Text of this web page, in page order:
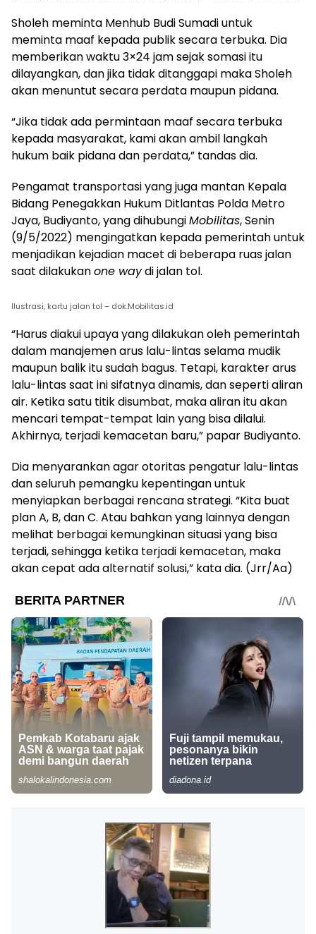
Sholeh meminta Menhub Budi Sumadi untuk
meminta maaf kepada publik secara terbuka. Dia
memberikan waktu 3×24 jam sejak somasi itu
dilayangkan, dan jika tidak ditanggapi maka Sholeh
akan menuntut secara perdata maupun pidana.
“Jika tidak ada permintaan maaf secara terbuka
kepada masyarakat, kami akan ambil langkah
hukum baik pidana dan perdata,” tandas dia.
Pengamat transportasi yang juga mantan Kepala
Bidang Penegakkan Hukum Ditlantas Polda Metro
Jaya, Budiyanto, yang dihubungiMobilitas, Senin
(9/5/2022) mengingatkan kepada pemerintah untuk
menjadikan kejadian macet di beberapa ruas jalan
saat dilakukanone waydi jalan tol.
Ilustrasi, kartu jalan tol – dok.Mobilitas.id
“Harus diakui upaya yang dilakukan oleh pemerintah
dalam manajemen arus lalu-lintas selama mudik
maupun balik itu sudah bagus. Tetapi, karakter arus
lalu-lintas saat ini sifatnya dinamis, dan seperti aliran
air. Ketika satu titik disumbat, maka aliran itu akan
mencari tempat-tempat lain yang bisa dilalui.
Akhirnya, terjadi kemacetan baru,” papar Budiyanto.
Dia menyarankan agar otoritas pengatur lalu-lintas
dan seluruh pemangku kepentingan untuk
menyiapkan berbagai rencana strategi. “Kita buat
plan A, B, dan C. Atau bahkan yang lainnya dengan
melihat berbagai kemungkinan situasi yang bisa
terjadi, sehingga ketika terjadi kemacetan, maka
akan cepat ada alternatif solusi,” kata dia. (Jrr/Aa)